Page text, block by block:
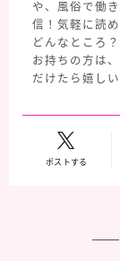
や、風俗で働
信！気軽に読
どんなところ
お持ちの方は
だけたら嬉し
ポストする